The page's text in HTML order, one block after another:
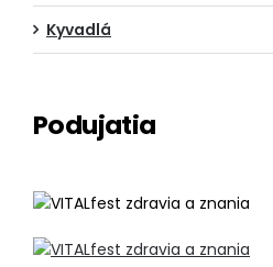
Kyvadlá
Podujatia